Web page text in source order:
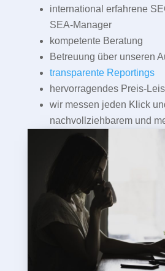
international erfahrene
SEA-Manager
kompetente Beratung
Betreuung über unseren
transparente Reportings
hervorragendes Preis-
wir messen jeden Klick
nachvollziehbarem und